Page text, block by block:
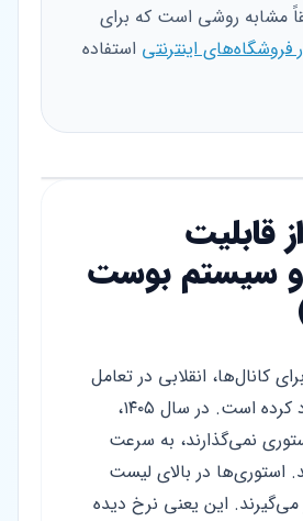
مشابه روشی است که برای
اینترنتی استفاده
قابلیت
سیستم بوست
کانال‌ها، انقلابی در تعامل
با مخاطب ایجاد کرده است. در سال ۱۴۰۵،
نمی‌گذارند، به سرعت
استوری‌ها در بالای لیست
می‌گیرند. این یعنی نرخ دیده